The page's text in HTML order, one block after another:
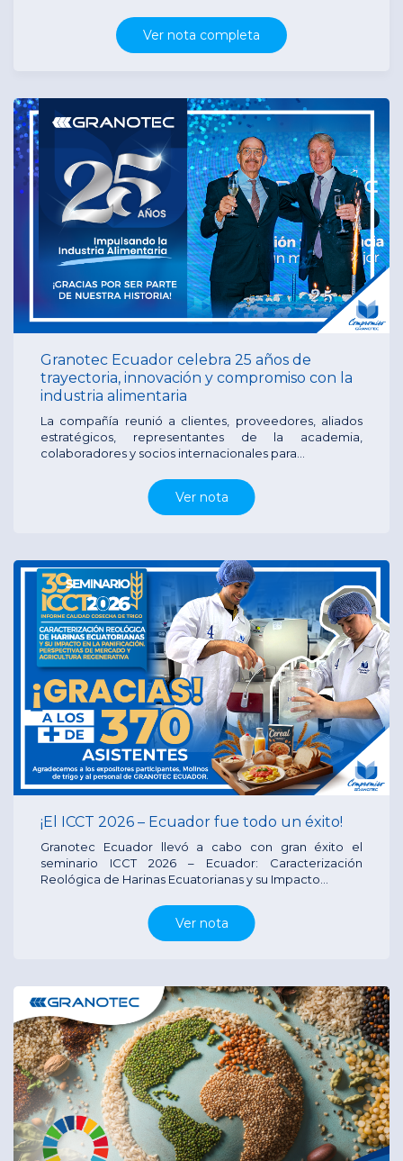
Ver nota completa
Granotec Ecuador celebra 25 años de
trayectoria, innovación y compromiso con la
industria alimentaria
La compañía reunió a clientes, proveedores, aliados
estratégicos, representantes de la academia,
colaboradores y socios internacionales para...
Ver nota
¡El ICCT 2026 – Ecuador fue todo un éxito!
Granotec Ecuador llevó a cabo con gran éxito el
seminario ICCT 2026 – Ecuador: Caracterización
Reológica de Harinas Ecuatorianas y su Impacto...
Ver nota